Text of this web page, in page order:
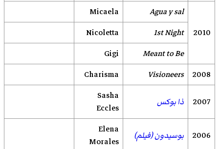
2010
Agua y sal
Micaela
1st Night
Nicoletta
Meant to Be
Gigi
2008
Visioneers
Charisma
2007 ذا بوكس
Sasha
Eccles
2006 بوسيدون (فيلم)
Elena
Morales